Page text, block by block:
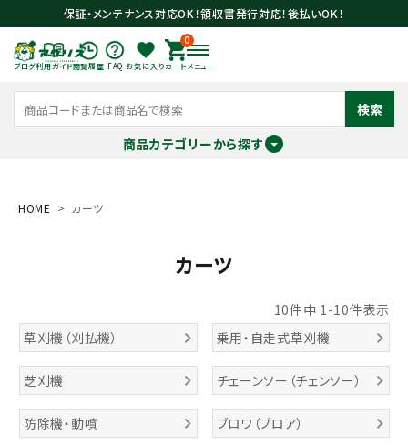
保証・メンテナンス対応OK！領収書発行対応！後払いOK！
ブログ利用ガイド閲覧履歴 FAQ お気に入り
0
カート メニュー
検索
商品カテゴリーから探す
meeting_room ログイン
search
お気に入り一覧
HOME カーツ
カーツ
10件中 1-10件表示
草刈機（刈払機）
乗用・自走式草刈機
芝刈機 チェーンソー（チェンソー）
防除機・動噴 ブロワ（ブロア）